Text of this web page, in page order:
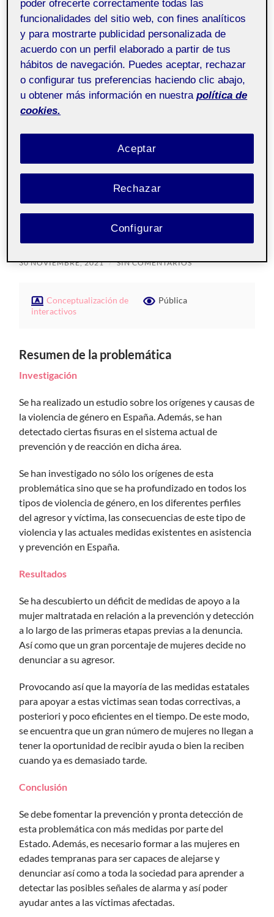
#DEZERO | Solución transversal
híbrida a la violencia de género
en España
30 NOVIEMBRE, 2021 / SIN COMENTARIOS
Conceptualización de
interactivos
Pública
Resumen de la problemática
Investigación
Se ha realizado un estudio sobre los orígenes y causas de
la violencia de género en España. Además, se han
detectado ciertas fisuras en el sistema actual de
prevención y de reacción en dicha área.
Se han investigado no sólo los orígenes de esta
problemática sino que se ha profundizado en todos los
tipos de violencia de género, en los diferentes perfiles
del agresor y víctima, las consecuencias de este tipo de
violencia y las actuales medidas existentes en asistencia
y prevención en España.
Resultados
Se ha descubierto un déficit de medidas de apoyo a la
mujer maltratada en relación a la prevención y detección
a lo largo de las primeras etapas previas a la denuncia.
Así como que un gran porcentaje de mujeres decide no
denunciar a su agresor.
Provocando así que la mayoría de las medidas estatales
para apoyar a estas victimas sean todas correctivas, a
posteriori y poco eficientes en el tiempo. De este modo,
se encuentra que un gran número de mujeres no llegan a
tener la oportunidad de recibir ayuda o bien la reciben
cuando ya es demasiado tarde.
Conclusión
Se debe fomentar la prevención y pronta detección de
esta problemática con más medidas por parte del
Estado. Además, es necesario formar a las mujeres en
edades tempranas para ser capaces de alejarse y
denunciar así como a toda la sociedad para aprender a
detectar las posibles señales de alarma y así poder
ayudar antes a las víctimas afectadas.
poder ofrecerte correctamente todas las
funcionalidades del sitio web, con fines analíticos
y para mostrarte publicidad personalizada de
acuerdo con un perfil elaborado a partir de tus
hábitos de navegación. Puedes aceptar, rechazar
o configurar tus preferencias haciendo clic abajo,
u obtener más información en nuestra política de
cookies.
Rechazar
Aceptar
Configurar